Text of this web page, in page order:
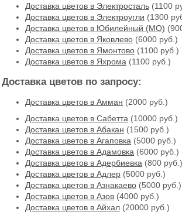
Доставка цветов в Электросталь (1100
Доставка цветов в Электроугли (1300
Доставка цветов в Юбилейный (МО)
Доставка цветов в Яковлево (6000 руб.)
Доставка цветов в Ямонтово (1100 руб.)
Доставка цветов в Яхрома (1100 руб.)
Доставка цветов по запросу:
Доставка цветов в Амман (2000 руб.)
Доставка цветов в Cабетта (10000 руб.)
Доставка цветов в Абакан (1500 руб.)
Доставка цветов в Агаповка (5000 руб.)
Доставка цветов в Адамовка (6000 руб.)
Доставка цветов в Адербиевка (800 руб.)
Доставка цветов в Адлер (5000 руб.)
Доставка цветов в Азнакаево (5000 руб.)
Доставка цветов в Азов (4000 руб.)
Доставка цветов в Айхал (20000 руб.)